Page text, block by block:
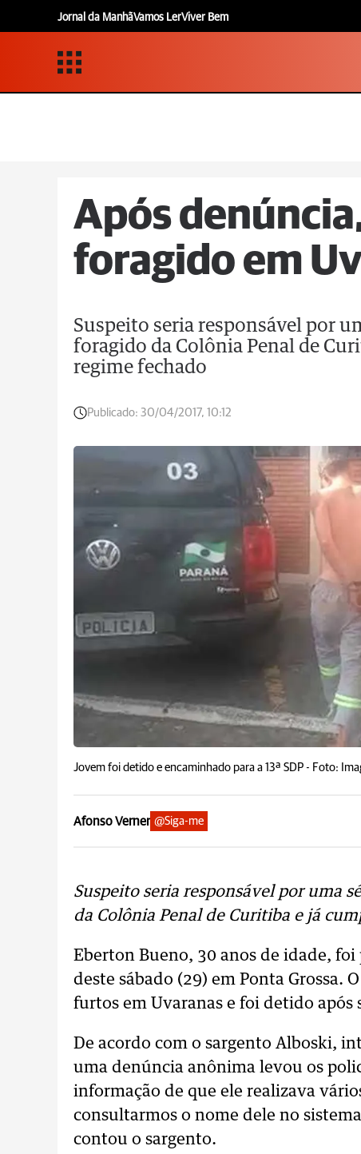
Jornal da ManhãVamos LerViver Bem
Após
foragido em
Suspeito seria responsável por
foragido da Colônia Penal de
regime fechado
Publicado: 30/04/2017, 10:12
Jovem foi detido e encaminhado para a 13ª SDP - Foto:
Afonso Verner @Siga-me
Suspeito seria responsável por uma
da Colônia Penal de Curitiba e já
Eberton Bueno, 30 anos de idade,
deste sábado (29) em Ponta Grossa.
furtos em Uvaranas e foi detido
De acordo com o sargento Alboski,
uma denúncia anônima levou os
informação de que ele realizava
consultarmos o nome dele no
contou o sargento.